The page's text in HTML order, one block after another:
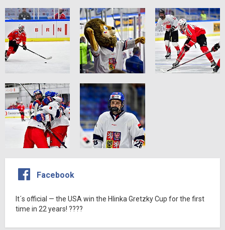
Facebook
It´s official — the USA win the Hlinka Gretzky Cup for the first
time in 22 years! ????